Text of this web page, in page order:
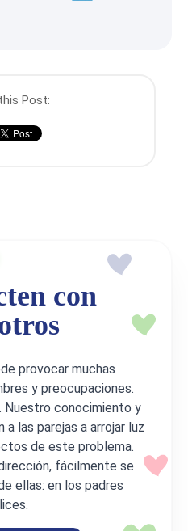
Post:
con
provocar muchas
y preocupaciones.
Nuestro conocimiento y
a las parejas a arrojar luz
de este problema.
fácilmente se
ellas: en los padres